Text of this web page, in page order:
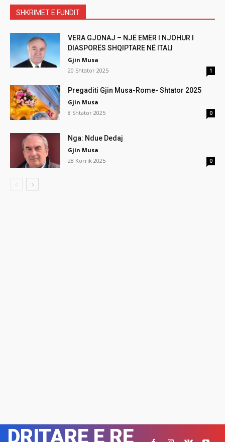
SHKRIMET E FUNDIT
VERA GJONAJ – NJË EMËR I NJOHUR I
DIASPORËS SHQIPTARE NË ITALI
Gjin Musa
20 Shtator 2025
1
Pregaditi Gjin Musa-Rome- Shtator 2025
Gjin Musa
8 Shtator 2025
0
Nga: Ndue Dedaj
Gjin Musa
28 Korrik 2025
0
DRITARE E RE